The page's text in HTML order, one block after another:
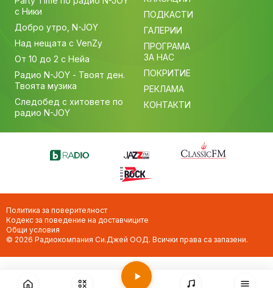
с Ники
Добро утро, N-JOY
Над нещата с VenZy
От 10 до 2 с Нейа
Радио N-JOY - Твоят ден.
Твоята музика
Следобед с хитовете по
радио N-JOY
ПОДКАСТИ
ГАЛЕРИИ
ПРОГРАМА
ЗА НАС
ПОКРИТИЕ
РЕКЛАМА
КОНТАКТИ
Политика за поверителност
Кодекс за поведение на доставчиците
Общи условия
© 2026 Радиокомпания Си.Джей ООД. Всички права са запазени.